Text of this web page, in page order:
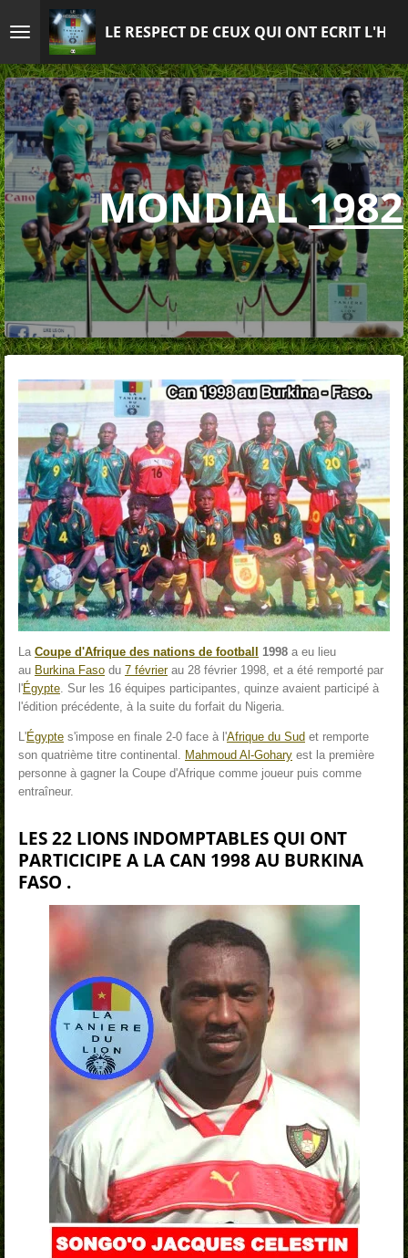
au
contenu
principal
LE RESPECT DE CEUX QUI ONT ECRIT
MONDIAL1982
La Coupe d'Afrique des nations de football 1998 a eu lieu
au Burkina Faso du 7 février au 28 février 1998, et a été remporté par
l'Égypte . Sur les 16 équipes participantes, quinze avaient participé à
l'édition précédente, à la suite du forfait du Nigeria.
L'Égypte s'impose en finale 2-0 face à l'Afrique du Sud et remporte
son quatrième titre continental.
Mahmoud Al-Gohary est la première
personne à gagner la Coupe d'Afrique comme joueur puis comme
entraîneur.
LES 22 LIONS INDOMPTABLES QUI ONT
PARTICICIPE A LA CAN 1998 AU BURKINA
FASO .